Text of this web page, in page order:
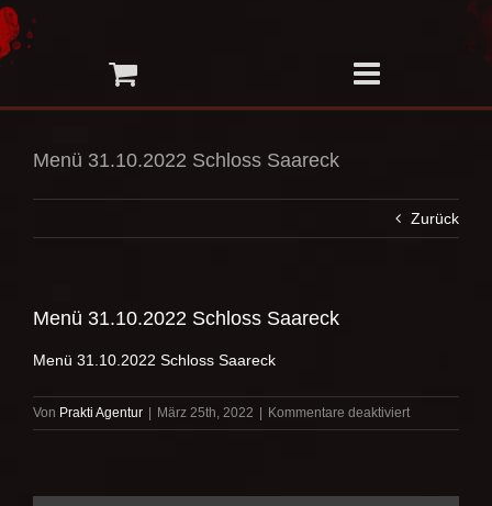
Menü 31.10.2022 Schloss Saareck
Zurück
Menü 31.10.2022 Schloss Saareck
Menü 31.10.2022 Schloss Saareck
Von Prakti Agentur | März 25th, 2022 | Kommentare deaktiviertfür
Menü
Saareck